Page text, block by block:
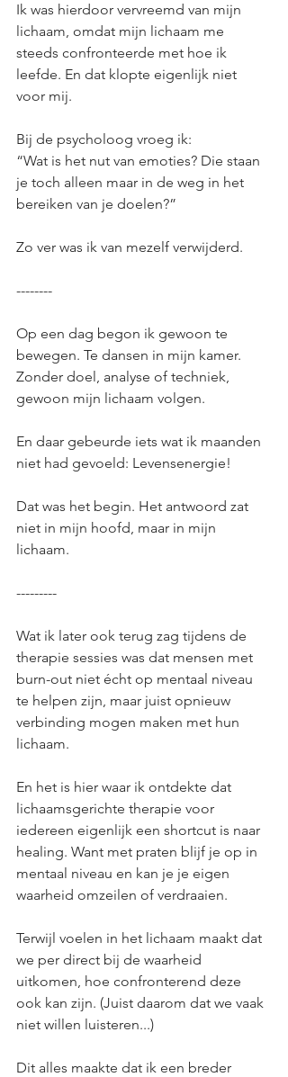
Ik was hierdoor vervreemd van mijn
lichaam, omdat mijn lichaam me
steeds confronteerde met hoe ik
leefde. En dat klopte eigenlijk niet
voor mij.
Bij de psycholoog vroeg ik:
“Wat is het nut van emoties? Die staan
je toch alleen maar in de weg in het
bereiken van je doelen?”
Zo ver was ik van mezelf verwijderd.
--------
Op een dag begon ik gewoon te
bewegen. Te dansen in mijn kamer.
Zonder doel, analyse of techniek,
gewoon mijn lichaam volgen.
En daar gebeurde iets wat ik maanden
niet had gevoeld: Levensenergie!
Dat was het begin. Het antwoord zat
niet in mijn hoofd, maar in mijn
lichaam.
---------
Wat ik later ook terug zag tijdens de
therapie sessies was dat mensen met
burn-out niet écht op mentaal niveau
te helpen zijn, maar juist opnieuw
verbinding mogen maken met hun
lichaam.
En het is hier waar ik ontdekte dat
lichaamsgerichte therapie voor
iedereen eigenlijk een shortcut is naar
healing. Want met praten blijf je op in
mentaal niveau en kan je je eigen
waarheid omzeilen of verdraaien.
Terwijl voelen in het lichaam maakt dat
we per direct bij de waarheid
uitkomen, hoe confronterend deze
ook kan zijn. (Juist daarom dat we vaak
niet willen luisteren...)
Dit alles maakte dat ik een breder